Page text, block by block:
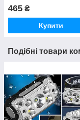
руху), БЕЗ БАТАРЕЇ
465 ₴
Купити
Подібні товари